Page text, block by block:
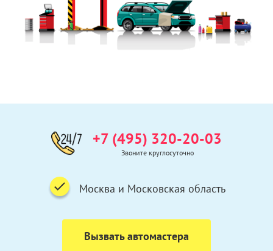
+7 (495) 320-20-03
Звоните круглосуточно
Москва и Московская область
Вызвать автомастера